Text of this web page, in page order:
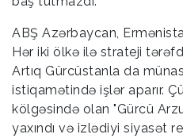
ABŞ Azərbaycan,
Hər iki ölkə ilə strateji
Artıq Gürcüstanla da
istiqamətində işlər aparır.
kölgəsində olan "Gürcü
yaxındı və izlədiyi siyasət